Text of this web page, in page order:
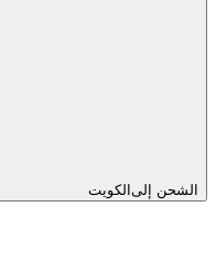
الشحن إلىالكويت